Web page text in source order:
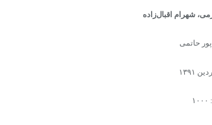
شهرام اقبال‌زاده
حاتمی
۱۳۹۱